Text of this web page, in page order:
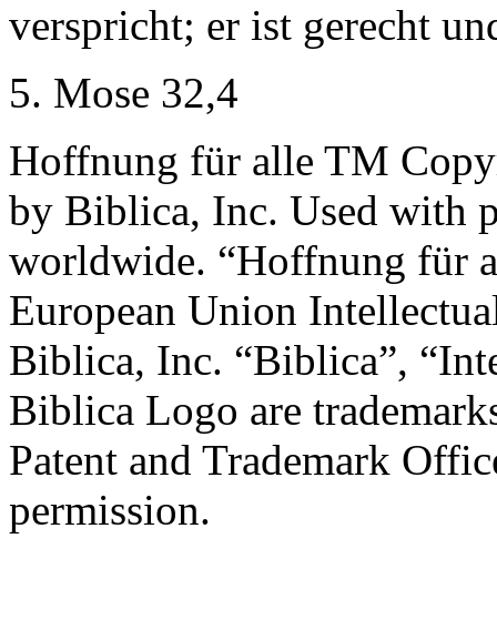
verspricht; er ist gerecht
5. Mose 32,4
Hoffnung für alle TM
by Biblica, Inc. Used with
worldwide. “Hoffnung für
European Union
Biblica, Inc. “Biblica”,
Biblica Logo are
Patent and Trademark
permission.